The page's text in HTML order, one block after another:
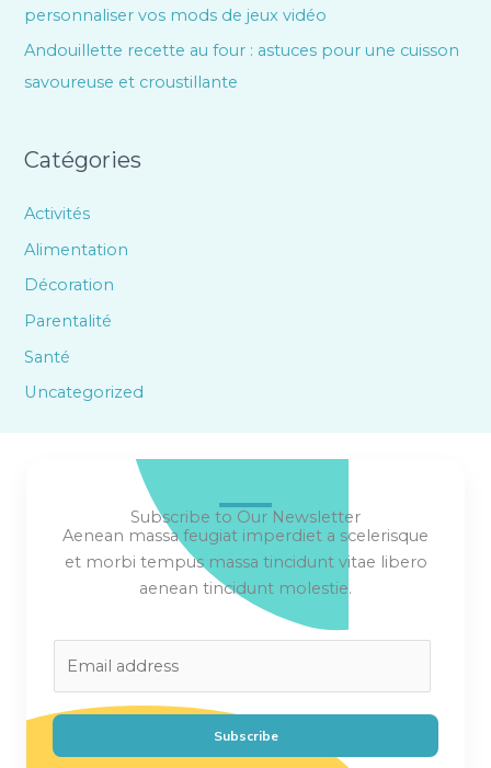
personnaliser vos mods de jeux vidéo
Andouillette recette au four : astuces pour une cuisson
savoureuse et croustillante
Catégories
Activités
Alimentation
Décoration
Parentalité
Santé
Uncategorized
Subscribe to Our Newsletter
Aenean massa feugiat imperdiet a scelerisque
et morbi tempus massa tincidunt vitae libero
aenean tincidunt molestie.
l
Subscribe